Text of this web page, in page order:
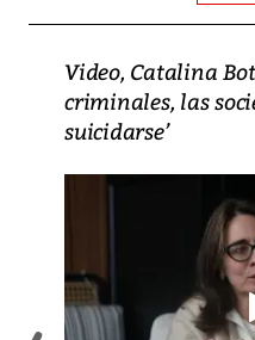
Video, Catalina
criminales, las
suicidarse’